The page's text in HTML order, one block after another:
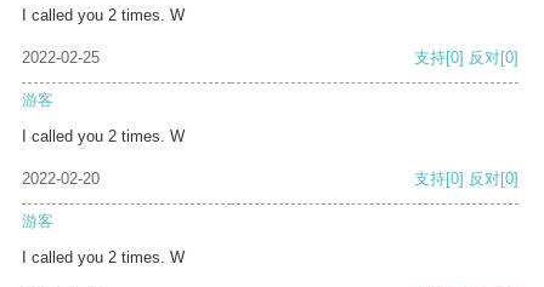
I called you 2 times. W
2022-02-25 支持[0] 反对[0]
游客
I called you 2 times. W
2022-02-20 支持[0] 反对[0]
游客
I called you 2 times. W